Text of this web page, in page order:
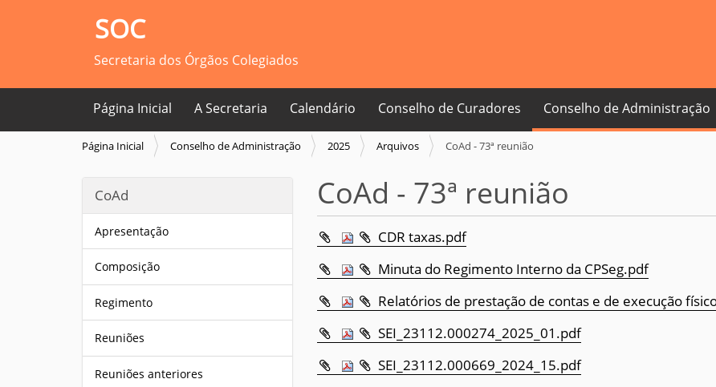
SOC
Secretaria dos Órgãos Colegiados
Página Inicial A Secretaria Calendário Conselho de Curadores Conselho de Administração
V
e
t
Página Inicial Conselho de Administração 2025 Arquivos CoAd - 73ª reunião
CoAd
Apresentação
Composição
Regimento
Reuniões
Reuniões anteriores
CoAd - 73ª reunião
CDR taxas.pdf
Minuta do Regimento Interno da CPSeg.pdf
Relatórios de prestação de contas e de execução
SEI_23112.000274_2025_01.pdf
SEI_23112.000669_2024_15.pdf